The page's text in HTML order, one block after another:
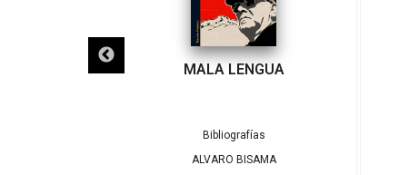
MALA LENGUA
Bibliografías
ALVARO BISAMA